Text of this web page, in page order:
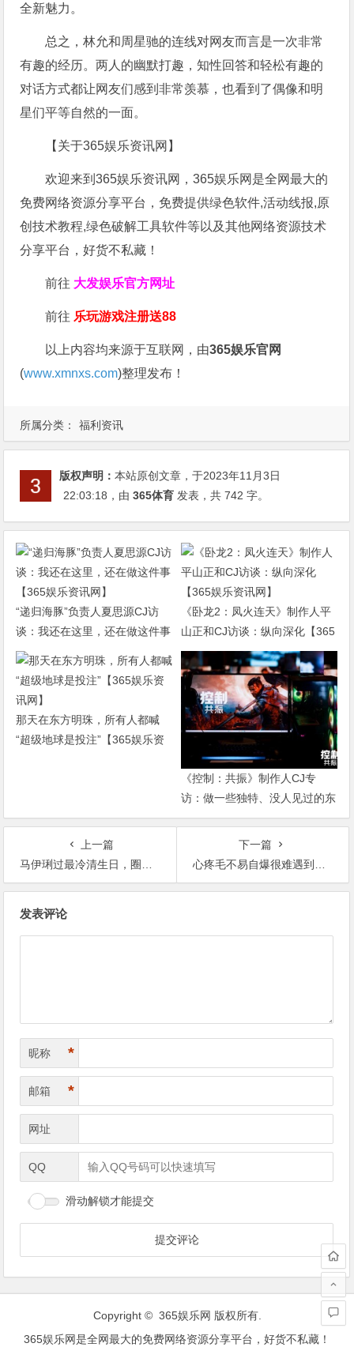
所属分类： 福利资讯
全新魅力。
总之，林允和周星驰的连线对网友而言是一次非常
有趣的经历。两人的幽默打趣，知性回答和轻松有趣的
对话方式都让网友们感到非常羡慕，也看到了偶像和明
星们平等自然的一面。
【关于365娱乐资讯网】
欢迎来到365娱乐资讯网，365娱乐网是全网最大的
免费网络资源分享平台，免费提供绿色软件,活动线报,原
创技术教程,绿色破解工具软件等以及其他网络资源技术
分享平台，好货不私藏！
前往 大发娱乐官方网址
前往 乐玩游戏注册送88
以上内容均来源于互联网，由365娱乐官网
(www.xmnxs.com)整理发布！
版权声明：本站原创文章，于2023年11月3日
22:03:18 ，由365体育 发表，共 742 字。
“递归海豚”负责人夏思源CJ访
谈：我还在这里，还在做这件事
【365娱乐资讯网】
《卧龙2：凤火连天》制作人平
山正和CJ访谈：纵向深化【365
娱乐资讯网】
那天在东方明珠，所有人都喊
“超级地球是投注”【365娱乐资
《控制：共振》制作人CJ专
访：做一些独特、没人见过的东
西【365娱乐资讯网】
上一篇
马伊琍过最冷清生日，圈内好友无一人送祝福旧爱还隔空嘲讽【365娱乐资讯网】
下一篇
心疼毛不易自爆很难遇到爱情，可能没人喜欢【365娱乐资讯网】
发表评论
昵称 *
邮箱 *
网址
QQ
滑动解锁才能提交
Copyright © 365娱乐网 版权所有.
365娱乐网是全网最大的免费网络资源分享平台，好货不私藏！